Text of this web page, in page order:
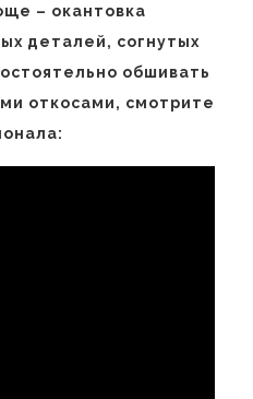
– окантовка
деталей, согнутых
обшивать
откосами, смотрите